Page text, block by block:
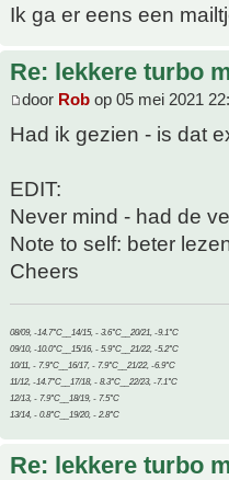
Ik ga er eens een
Re: lekkere turbo
door Rob op 05 mei 2021
Had ik gezien - is dat
EDIT:
Never mind - had de
Note to self: beter
Cheers
08/09, -14.7°C__14/15, - 3.6°C__20/21, -9.1°C
09/10, -10.0°C__15/16, - 5.9°C__21/22, -5.2°C
10/11, - 7.9°C__16/17, - 7.9°C__21/22, -6.9°C
11/12, -14.7°C__17/18, - 8.3°C__22/23, -7.1°C
12/13, - 7.9°C__18/19, - 7.5°C
13/14, - 0.8°C__19/20, - 2.8°C
Re: lekkere turbo